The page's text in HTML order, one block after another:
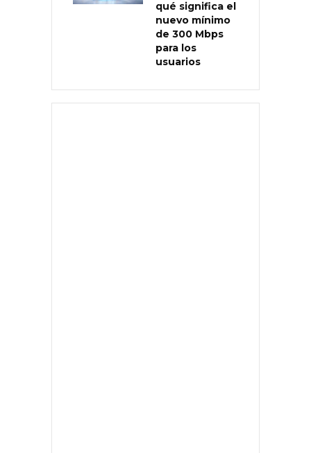
qué significa el
nuevo mínimo
de 300 Mbps
para los
usuarios